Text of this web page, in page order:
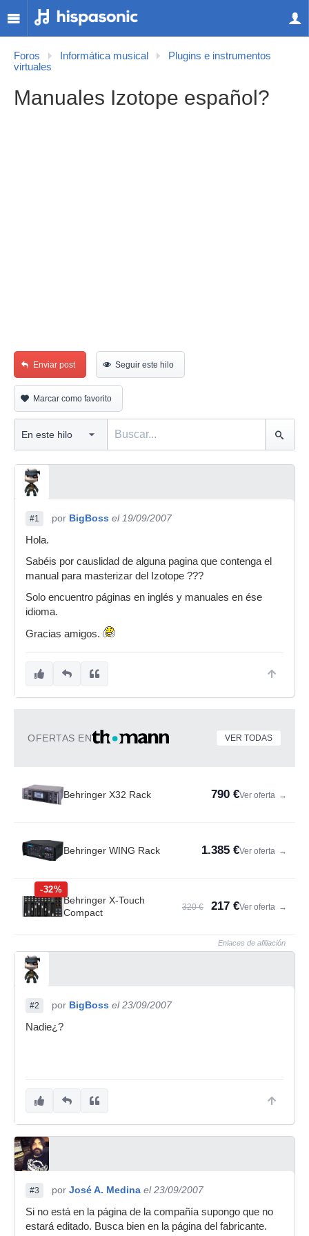
Foros Informática musical
Plugins e instrumentos
virtuales
Manuales Izotope español?
Enviar post Seguir este hilo
Marcar como favorito
#1 por BigBoss el 19/09/2007
Hola.
Sabéis por causlidad de alguna pagina que contenga el
manual para masterizar del Izotope ???
Solo encuentro páginas en inglés y manuales en ése
idioma.
Gracias amigos.
OFERTAS EN VER TODAS
Behringer X32 Rack 790 €Ver oferta →
Behringer WING Rack 1.385 €Ver oferta →
-32%
Behringer X-Touch
Compact
320 € 217 €Ver oferta →
Enlaces de afiliación
#2 por BigBoss el 23/09/2007
Nadie¿?
#3 por José A. Medina el 23/09/2007
Si no está en la página de la compañía supongo que no
estará editado. Busca bien en la página del fabricante.